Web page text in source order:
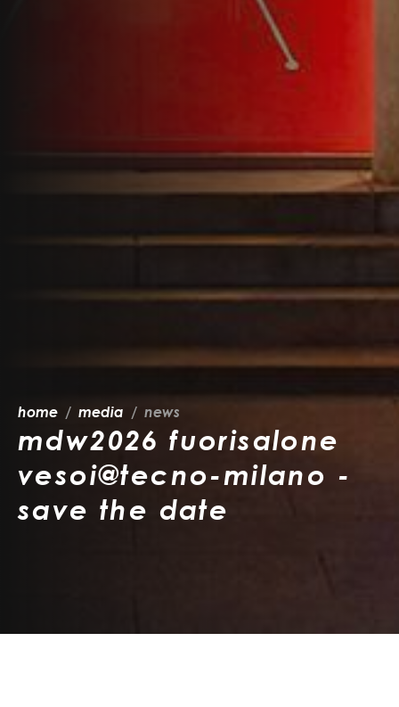
home media news
mdw2026 fuorisalone
vesoi@tecno-milano -
save the date